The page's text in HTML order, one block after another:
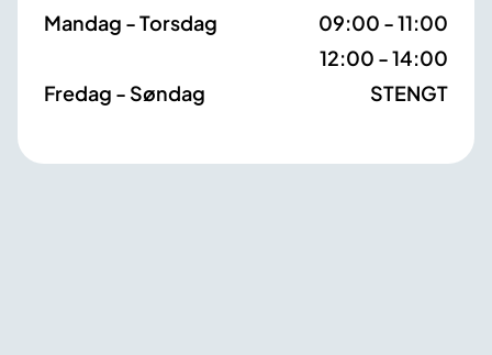
Mandag - Torsdag
09:00 - 11:00
12:00 - 14:00
Fredag - Søndag
STENGT